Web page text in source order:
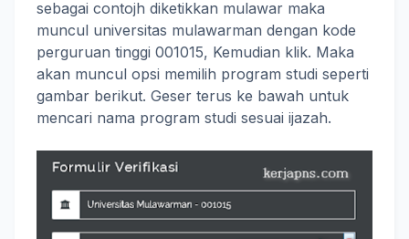
sebagai contojh diketikkan mulawar maka
muncul universitas mulawarman dengan kode
perguruan tinggi 001015, Kemudian klik. Maka
akan muncul opsi memilih program studi seperti
gambar berikut. Geser terus ke bawah untuk
mencari nama program studi sesuai ijazah.